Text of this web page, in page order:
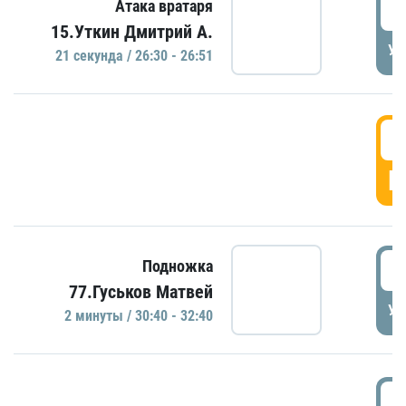
Атака вратаря
15.Уткин Дмитрий А.
21 секундa / 26:30 - 26:51
Подножка
77.Гуськов Матвей
2 минуты / 30:40 - 32:40